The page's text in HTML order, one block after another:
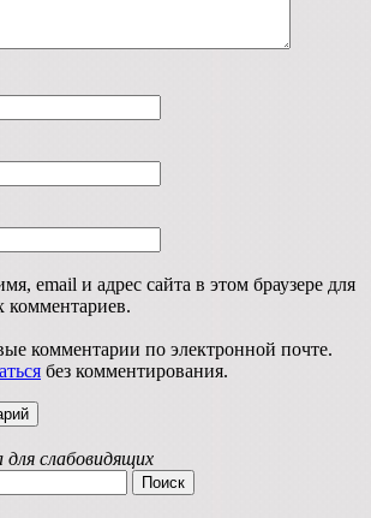
email и адрес сайта в этом браузере для
комментарии по электронной почте.
без комментирования.
для слабовидящих